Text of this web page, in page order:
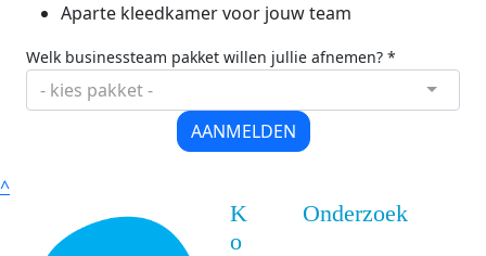
Aparte kleedkamer voor jouw team
Welk businessteam pakket willen jullie afnemen? *
- kies pakket -
AANMELDEN
^
K
o
Onderzoek